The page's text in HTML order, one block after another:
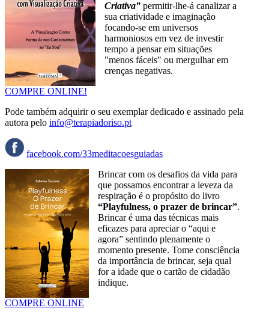
Criativa” permitir-lhe-á canalizar a
sua criatividade e imaginação
focando-se em universos
harmoniosos em vez de investir
tempo a pensar em situações
"menos fáceis" ou mergulhar em
crenças negativas.
COMPRE ONLINE!
Pode também adquirir o seu exemplar dedicado e assinado pela
autora pelo info@terapiadoriso.pt
facebook.com/33meditacoesguiadas
Brincar com os desafios da vida para
que possamos encontrar a leveza da
respiração é o propósito do livro
“Playfulness, o prazer de brincar”.
Brincar é uma das técnicas mais
eficazes para apreciar o “aqui e
agora” sentindo plenamente o
momento presente. Tome consciência
da importância de brincar, seja qual
for a idade que o cartão de cidadão
indique.
COMPRE ONLINE